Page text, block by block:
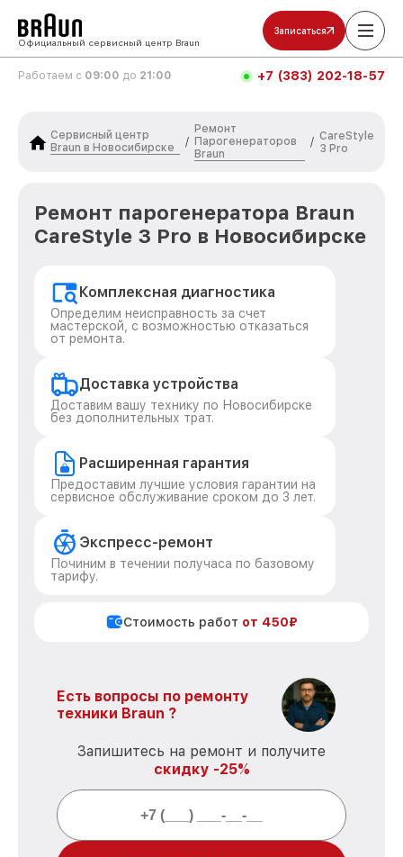
Официальный сервисный центр Braun
Записаться
Работаем с 09:00 до 21:00 +7 (383) 202-18-57
Сервисный центр
Braun в Новосибирске
/
Ремонт
Парогенераторов
Braun
/ CareStyle
3 Pro
Ремонт парогенератора Braun
CareStyle 3 Pro в Новосибирске
Комплексная диагностика
Определим неисправность за счет
мастерской, с возможностью отказаться
от ремонта.
Доставка устройства
Доставим вашу технику по Новосибирске
без дополнительных трат.
Расширенная гарантия
Предоставим лучшие условия гарантии на
сервисное обслуживание сроком до 3 лет.
Экспресс-ремонт
Починим в течении получаса по базовому
тарифу.
Стоимость работ от 450₽
Есть вопросы по ремонту
техники Braun ?
Запишитесь на ремонт и получите
скидку -25%